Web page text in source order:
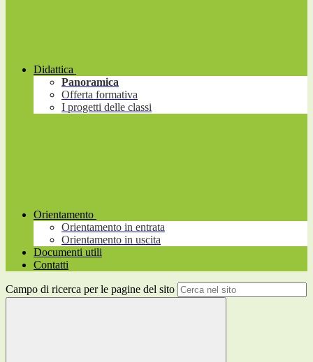
Didattica
Panoramica
Offerta formativa
I progetti delle classi
Orientamento
Orientamento in entrata
Orientamento in uscita
Documenti utili
Contatti
Campo di ricerca per le pagine del sito